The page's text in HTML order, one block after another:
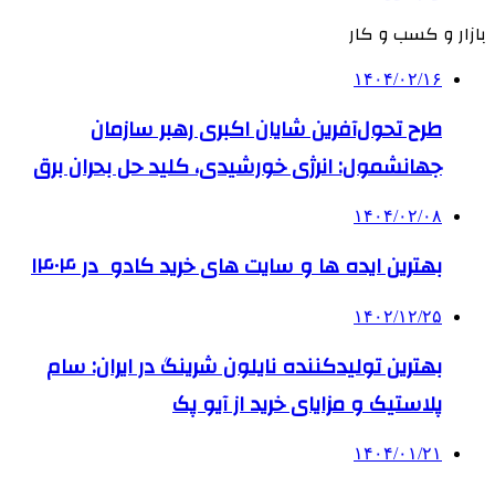
بازار و کسب و کار
۱۴۰۴/۰۲/۱۶
طرح تحول‌آفرین شایان اکبری رهبر سازمان
جهانشمول: انرژی خورشیدی، کلید حل بحران برق
۱۴۰۴/۰۲/۰۸
بهترین ایده ها و سایت های خرید کادو در ۱۴۰۴
۱۴۰۲/۱۲/۲۵
بهترین تولیدکننده نایلون شرینگ در ایران: سام
پلاستیک و مزایای خرید از آیو پک
۱۴۰۴/۰۱/۲۱